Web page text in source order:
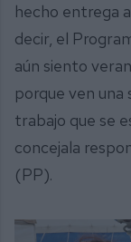
hecho entrega
decir, el
aún siento
porque ven
trabajo que se
concejala
(PP).